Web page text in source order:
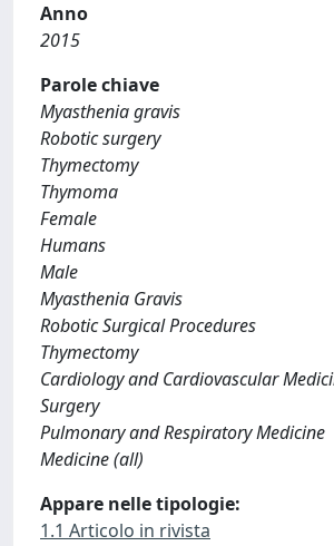
Anno
2015
Parole chiave
Myasthenia gravis
Robotic surgery
Thymectomy
Thymoma
Female
Humans
Male
Myasthenia Gravis
Robotic Surgical Procedures
Thymectomy
Cardiology and Cardiovascular
Surgery
Pulmonary and Respiratory Medicine
Medicine (all)
Appare nelle tipologie:
1.1 Articolo in rivista